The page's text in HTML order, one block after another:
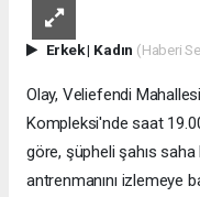
Erkek| Kadın (Haberi
Olay, Veliefendi
Kompleksi'nde saat
göre, şüpheli şahıs
antrenmanını izlemeye